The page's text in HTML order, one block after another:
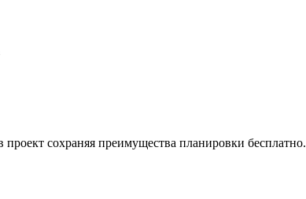
сохраняя преимущества планировки бесплатно.